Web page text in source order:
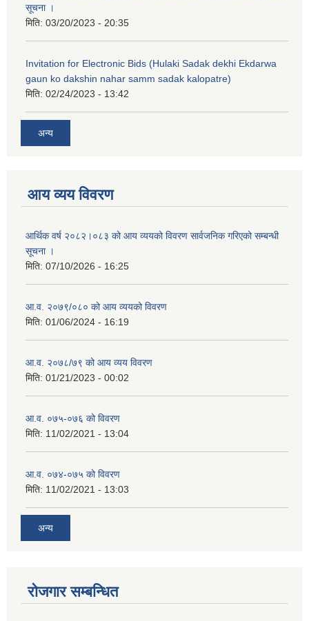
सूचना ।
मिति: 03/20/2023 - 20:35
Invitation for Electronic Bids (Hulaki Sadak dekhi Ekdarwa
gaun ko dakshin nahar samm sadak kalopatre)
मिति: 02/24/2023 - 13:42
अन्य
आय व्यय विवरण
आर्थिक वर्ष २०८२।०८३ को आय व्ययको विवरण सार्वजनिक गरिएको सम्बन्धी
सूचना ।
मिति: 07/10/2026 - 16:25
आ.व. २०७९/०८० को आय व्ययको विवरण
मिति: 01/06/2024 - 16:19
आ.व. २०७८/७९ को आय व्यय विवरण
मिति: 01/21/2023 - 00:02
आ.व. ०७५-०७६ को विवरण
मिति: 11/02/2021 - 13:04
आ.व. ०७४-०७५ को विवरण
मिति: 11/02/2021 - 13:03
अन्य
रोजगार सम्बन्धित